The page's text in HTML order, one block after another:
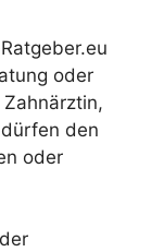
oder
den
oder